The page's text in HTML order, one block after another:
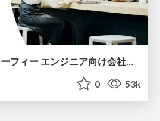
0 53k